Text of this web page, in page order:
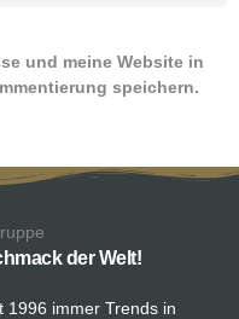
und meine Website in
speichern.
der Welt!
1996 immer Trends in